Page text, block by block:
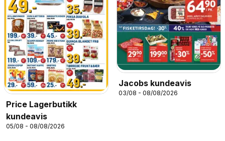
Price Lagerbutikk
kundeavis
05/08 - 08/08/2026
Jacobs kundeavis
03/08 - 08/08/2026